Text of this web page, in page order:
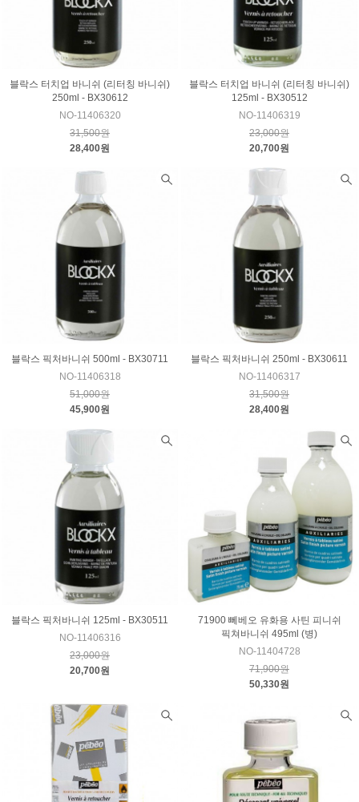
블락스 터치업 바니쉬 (리터칭 바니쉬)
250ml - BX30612
NO-11406320
31,500원
28,400원
블락스 터치업 바니쉬 (리터칭 바니쉬)
125ml - BX30512
NO-11406319
23,000원
20,700원
블락스 픽처바니쉬 500ml - BX30711
NO-11406318
51,000원
45,900원
블락스 픽처바니쉬 250ml - BX30611
NO-11406317
31,500원
28,400원
블락스 픽처바니쉬 125ml - BX30511
NO-11406316
23,000원
20,700원
71900 뻬베오 유화용 사틴 피니쉬
픽쳐바니쉬 495ml (병)
NO-11404728
71,900원
50,330원